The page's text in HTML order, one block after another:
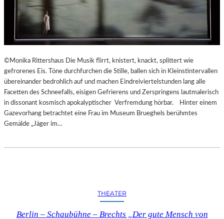
©Monika Rittershaus Die Musik flirrt, knistert, knackt, splittert wie
gefrorenes Eis. Töne durchfurchen die Stille, ballen sich in Kleinstintervallen
übereinander bedrohlich auf und machen Eindreiviertelstunden lang alle
Facetten des Schneefalls, eisigen Gefrierens und Zerspringens lautmalerisch
in dissonant kosmisch apokalyptischer Verfremdung hörbar. Hinter einem
Gazevorhang betrachtet eine Frau im Museum Brueghels berühmtes
Gemälde „Jäger im…
THEATER
Berlin – Schaubühne – Brechts „Der gute Mensch von